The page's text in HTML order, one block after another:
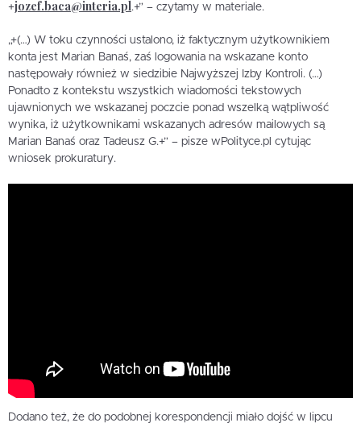
+jozef.baca@interia.pl.+” – czytamy w materiale.
„+(…) W toku czynności ustalono, iż faktycznym użytkownikiem
konta jest Marian Banaś, zaś logowania na wskazane konto
następowały również w siedzibie Najwyższej Izby Kontroli. (…)
Ponadto z kontekstu wszystkich wiadomości tekstowych
ujawnionych we wskazanej poczcie ponad wszelką wątpliwość
wynika, iż użytkownikami wskazanych adresów mailowych są
Marian Banaś oraz Tadeusz G.+” – pisze wPolityce.pl cytując
wniosek prokuratury.
Dodano też, że do podobnej korespondencji miało dojść w lipcu